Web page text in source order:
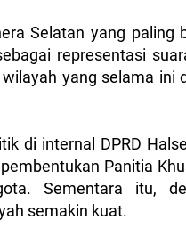
Selatan yang
representasi
yang selama ini
di internal DPRD
Panitia
Sementara itu,
semakin kuat.